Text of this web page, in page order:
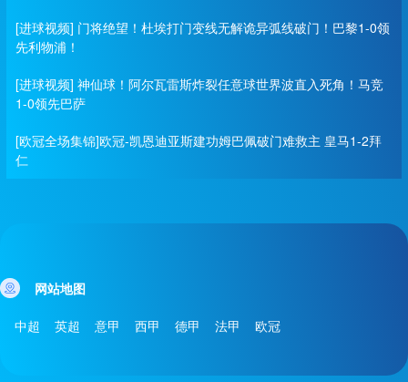
[进球视频] 门将绝望！杜埃打门变线无解诡异弧线破门！巴黎1-0领
先利物浦！
[进球视频] 神仙球！阿尔瓦雷斯炸裂任意球世界波直入死角！马竞
1-0领先巴萨
[欧冠全场集锦]欧冠-凯恩迪亚斯建功姆巴佩破门难救主 皇马1-2拜
仁
网站地图
中超 英超 意甲 西甲 德甲 法甲 欧冠